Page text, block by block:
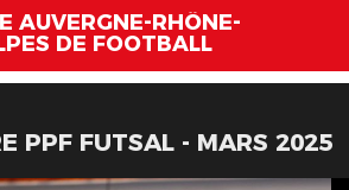
AUVERGNE-RHÔNE-
DE FOOTBALL
PPF FUTSAL - MARS 2025